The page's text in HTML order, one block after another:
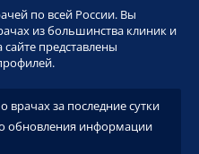
по всей России. Вы
из большинства клиник и
представлены
врачах за последние сутки
обновления информации